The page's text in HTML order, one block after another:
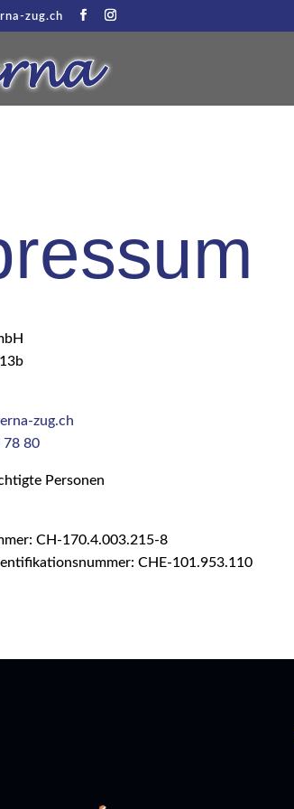
zug.ch
zug.ch
78 80
Personen
CH-170.4.003.215-8
CHE-101.953.110